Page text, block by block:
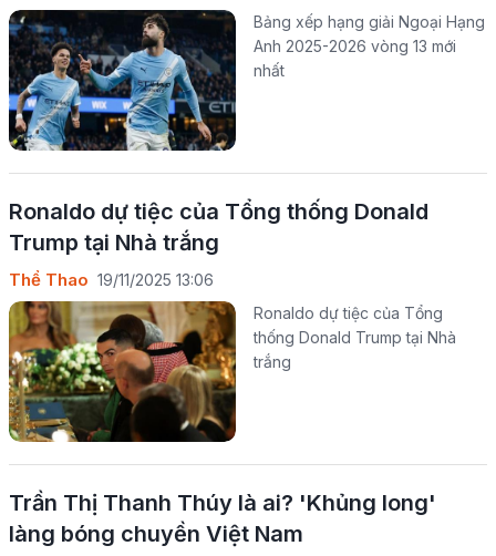
Bảng xếp hạng giải Ngoại Hạng
Anh 2025-2026 vòng 13 mới
nhất
Ronaldo dự tiệc của Tổng thống Donald
Trump tại Nhà trắng
Thể Thao 19/11/2025 13:06
Ronaldo dự tiệc của Tổng
thống Donald Trump tại Nhà
trắng
Trần Thị Thanh Thúy là ai? 'Khủng long'
làng bóng chuyền Việt Nam